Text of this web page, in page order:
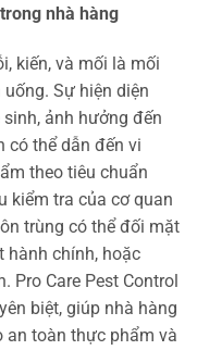
nhà hàng
kiến, và mối là mối
Sự hiện diện
ảnh hưởng đến
có thể dẫn đến vi
theo tiêu chuẩn
kiểm tra của cơ quan
trùng có thể đối mặt
hành chính, hoặc
Pro Care Pest Control
biệt, giúp nhà hàng
an toàn thực phẩm và